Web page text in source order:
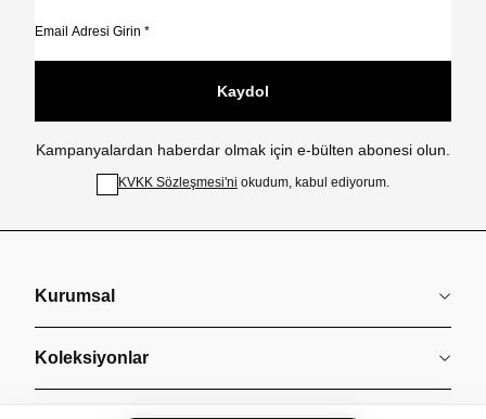
Kaydol
Kampanyalardan haberdar olmak için e-bülten abonesi olun.
KVKK Sözleşmesi'ni okudum, kabul ediyorum.
Kurumsal
Koleksiyonlar